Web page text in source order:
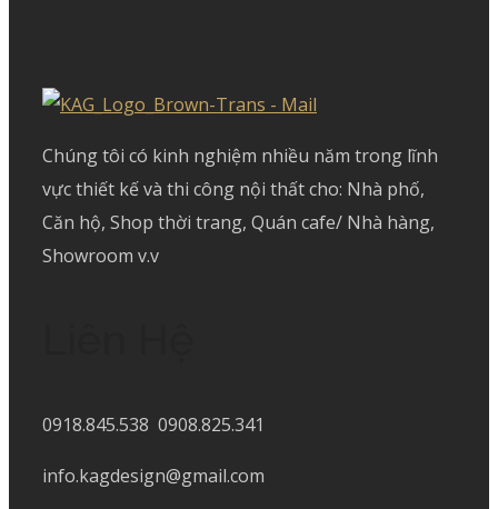
Chúng tôi có kinh nghiệm nhiều năm trong lĩnh
vực thiết kế và thi công nội thất cho: Nhà phố,
Căn hộ, Shop thời trang, Quán cafe/ Nhà hàng,
Showroom v.v
0918.845.538 0908.825.341
info.kagdesign@gmail.com